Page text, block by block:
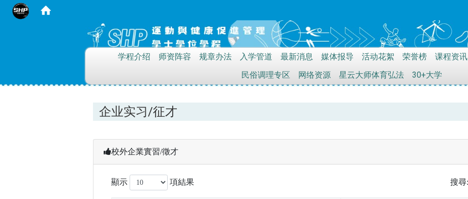
::: 学程介绍 师资阵容 规章办法 入学管道 最新消息 媒体报导 活动花絮 荣誉榜 课程资讯
民俗调理专区
网络资源 星云大师体育弘法 30+大学
企业实习/征才